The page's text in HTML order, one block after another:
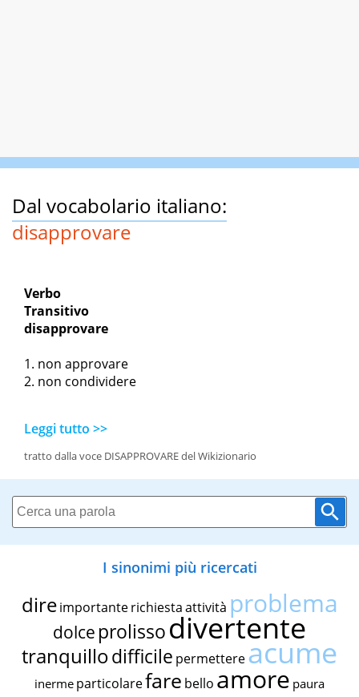
Dal vocabolario italiano:
disapprovare
Verbo
Transitivo
disapprovare
non approvare
non condividere
Leggi tutto >>
tratto dalla voce DISAPPROVARE del Wikizionario
I sinonimi più ricercati
dire importante richiestaattività problema
dolce prolissodivertente
tranquillodifficile permettereacume
inerme particolarefare bello amore paura